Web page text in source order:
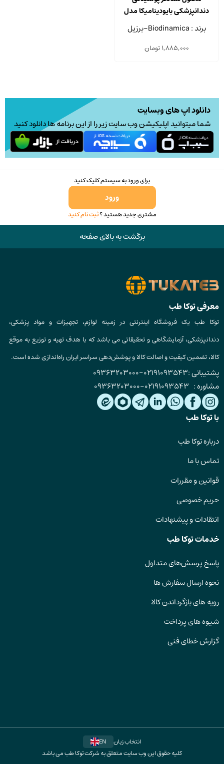
دندانپزشکی بایودینامیکا مدل
evicarie حجم 10 میلی لیتر
برند : Biodinamica-برزیل
1,885,000تومان
دانلود اپ های وبسایت
شما میتوانید اپلیکیشن وب سایت زیر را از این برنامه ها دانلود کنید
برای ورود به سیستم کلیک کنید
ورود
مشتری جدید هستید ؟ثبت نام کنید
برگشت به بالای صفحه
معرفی توکا طب
توکا طب یک فروشگاه اینترنتی در زمینه لوازم، تجهیزات و مواد پزشکی،
دندانپزشکی، آزمایشگاهی و تحقیقاتی می باشد که با هدف تهیه و توزیع به موقع
کالا، تضمین کیفیت و اصالت کالا و پوشش‌دهی سراسر ایران راه‌اندازی شده است.
پشتیبانی :02191093543
-
09363203000
مشاوره : 02191093543
-
09363203000
با توکا طب
درباره توکا طب
تماس با ما
قوانین و مقررات
حریم خصوصی
انتقادات و پیشنهادات
خدمات توکا طب
پاسخ پرسش‌های متداول
نحوه ارسال سفارش ها
رویه های بازگرداندن کالا
شیوه های پرداخت
گزارش خطای فنی
انتخاب زبان
EN
کلیه حقوق این وب سایت متعلق به شرکت توکا طب می باشد